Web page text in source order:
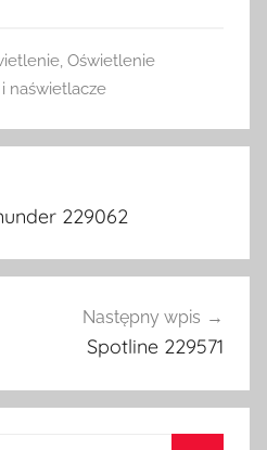
, Oświetlenie
naświetlacze
229062
Następny wpis
Spotline 229571